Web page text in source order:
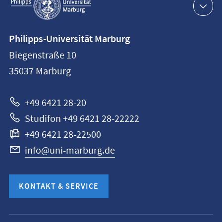
Navigation
Philipps-
Universität
Marburg
Philipps-Universität Marburg
Biegenstraße 10
35037 Marburg
+49 6421 28-20
Studifon +49 6421 28-22222
+49 6421 28-22500
info@uni-marburg.de
KONTAKT & SERVICE